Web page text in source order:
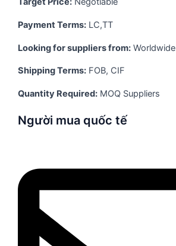
Payment Terms: LC,TT
Looking for suppliers from: Worldwide
Shipping Terms: FOB, CIF
Quantity Required: MOQ Suppliers
Người mua quốc tế